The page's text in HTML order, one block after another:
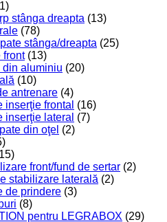
stânga dreapta (13)
(78)
stânga/dreapta (25)
front (13)
din aluminiu (20)
(10)
antrenare (4)
inserţie frontal (16)
inserţie lateral (7)
din oţel (2)
front/fund de sertar (2)
stabilizare laterală (2)
de prindere (3)
(8)
pentru LEGRABOX (29)